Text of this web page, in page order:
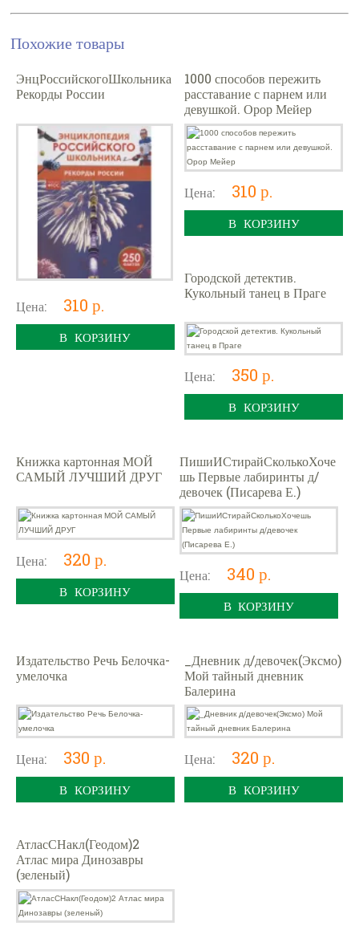
Похожие товары
ЭнцРоссийскогоШкольника
Рекорды России
Цена: 310 р.
В КОРЗИНУ
1000 способов пережить
расставание с парнем или
девушкой. Орор Мейер
Цена: 310 р.
В КОРЗИНУ
Городской детектив.
Кукольный танец в Праге
Цена: 350 р.
В КОРЗИНУ
Книжка картонная МОЙ
САМЫЙ ЛУЧШИЙ ДРУГ
Цена: 320 р.
В КОРЗИНУ
ПишиИСтирайСколькоХоче
шь Первые лабиринты д/
девочек (Писарева Е.)
Цена: 340 р.
В КОРЗИНУ
Издательство Речь Белочка-
умелочка
Цена: 330 р.
В КОРЗИНУ
_Дневник д/девочек(Эксмо)
Мой тайный дневник
Балерина
Цена: 320 р.
В КОРЗИНУ
АтласСНакл(Геодом)2
Атлас мира Динозавры
(зеленый)